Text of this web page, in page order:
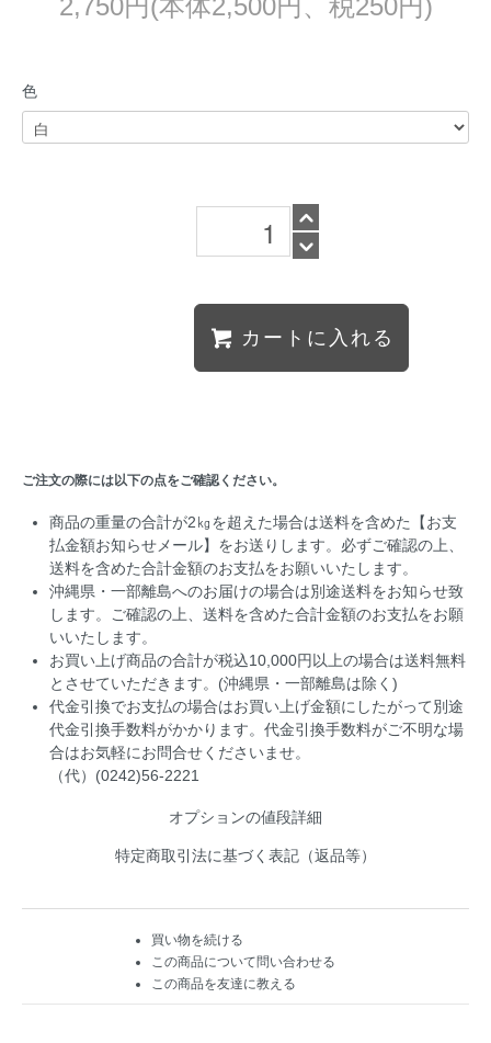
2,750円(本体2,500円、税250円)
色
カートに入れる
ご注文の際には以下の点をご確認ください。
商品の重量の合計が2㎏を超えた場合は送料を含めた【お支
払金額お知らせメール】をお送りします。必ずご確認の上、
送料を含めた合計金額のお支払をお願いいたします。
沖縄県・一部離島へのお届けの場合は別途送料をお知らせ致
します。ご確認の上、送料を含めた合計金額のお支払をお願
いいたします。
お買い上げ商品の合計が税込10,000円以上の場合は送料無料
とさせていただきます。(沖縄県・一部離島は除く)
代金引換でお支払の場合はお買い上げ金額にしたがって別途
代金引換手数料がかかります。代金引換手数料がご不明な場
合はお気軽にお問合せくださいませ。
（代）(0242)56-2221
オプションの値段詳細
特定商取引法に基づく表記（返品等）
買い物を続ける
この商品について問い合わせる
この商品を友達に教える